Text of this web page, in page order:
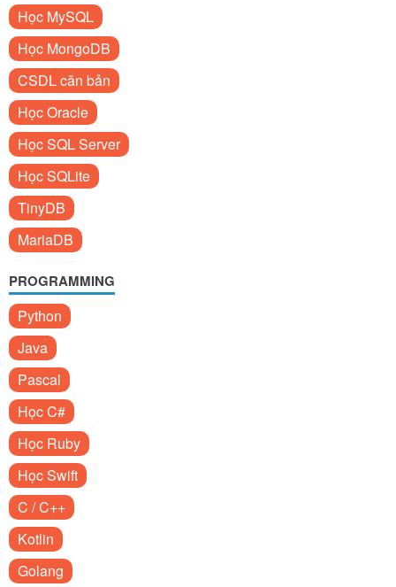
Học MySQL
Học MongoDB
CSDL căn bản
Học Oracle
Học SQL Server
Học SQLite
TinyDB
MariaDB
PROGRAMMING
Python
Java
Pascal
Học C#
Học Ruby
Học Swift
C / C++
Kotlin
Golang